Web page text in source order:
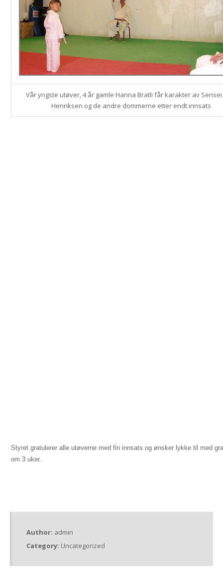
Vår yngste utøver, 4 år gamle Hanna Bratli får karakter av
Henriksen og de andre dommerne etter endt innsats
Styret gratulerer alle utøverne med fin innsats og ønsker lykke til med
om 3 uker.
Author: admin
Category: Uncategorized